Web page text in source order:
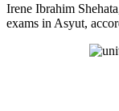
Irene Ibrahim
exams in Asyut,